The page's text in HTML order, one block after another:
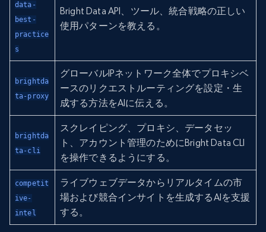
data-
best-
practice
s
Bright Data API、ツール、統合戦略の正しい
使用パターンを教える。
brightda
ta-proxy
グローバルIPネットワーク全体でプロキシベ
ースのリクエストルーティングを設定・生
成する方法をAIに伝える。
brightda
ta-cli
スクレイピング、プロキシ、データセッ
ト、アカウント管理のためにBright Data CLI
を操作できるようにする。
competit
ive-
intel
ライブウェブデータからリアルタイムの市
場および競合インサイトを生成するAIを支援
する。